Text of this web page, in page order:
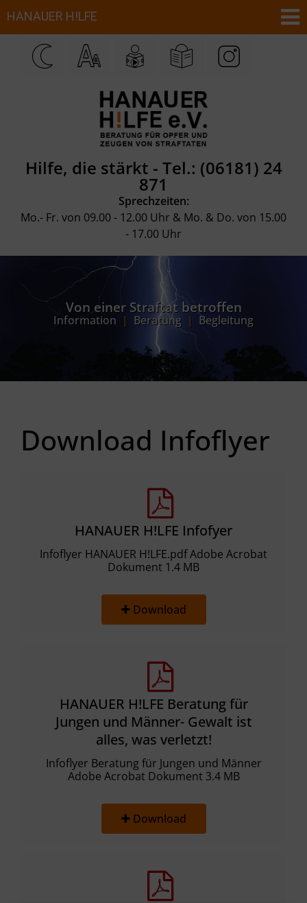
Hilfe, die stärkt - Tel.: (06181) 24
871
Sprechzeiten:
Mo.- Fr. von 09.00 - 12.00 Uhr & Mo. & Do. von 15.00
- 17.00 Uhr
Von einer Straftat betroffen
Information | Beratung | Begleitung
Download Infoflyer
HANAUER H!LFE Infofyer
Infoflyer HANAUER H!LFE.pdf Adobe Acrobat
Dokument 1.4 MB
Download
HANAUER H!LFE Beratung für
Jungen und Männer- Gewalt ist
alles, was verletzt!
Infoflyer Beratung für Jungen und Männer
Adobe Acrobat Dokument 3.4 MB
Download